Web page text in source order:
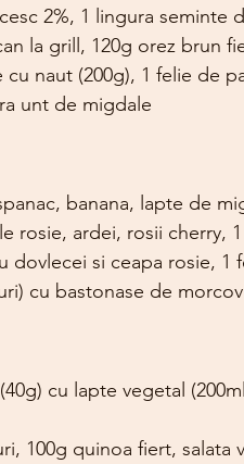
2%, 1 lingura seminte
la grill, 120g orez brun
naut (200g), 1 felie de
unt de migdale
banana, lapte de
rosie, ardei, rosii cherry,
dovlecei si ceapa rosie, 1
cu bastonase de morcov
cu lapte vegetal
100g quinoa fiert, salata